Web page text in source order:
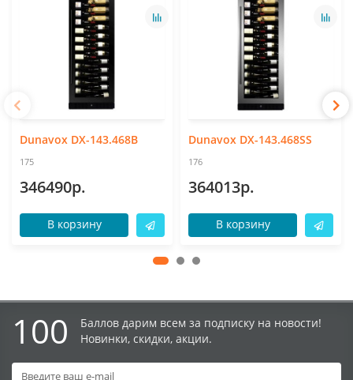
Dunavox DX-143.468B
175
346490р.
В корзину
Dunavox DX-143.468SS
176
364013р.
В корзину
100
Баллов дарим всем за подписку на новости!
Новинки, скидки, акции.